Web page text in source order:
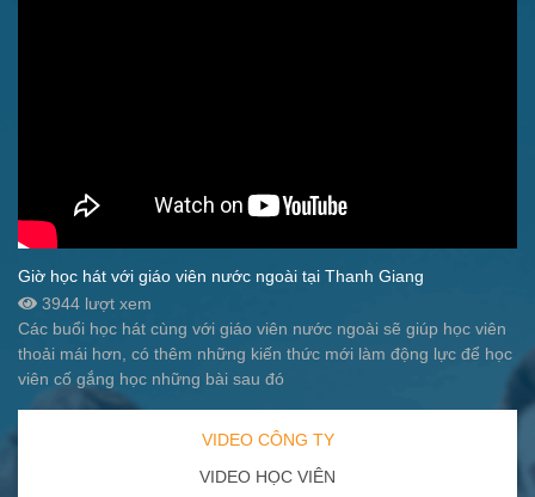
Giờ học hát với giáo viên nước ngoài tại Thanh Giang
3944 lượt xem
Các buổi học hát cùng với giáo viên nước ngoài sẽ giúp học viên
thoải mái hơn, có thêm những kiến thức mới làm động lực để học
viên cố gắng học những bài sau đó
VIDEO CÔNG TY
VIDEO HỌC VIÊN